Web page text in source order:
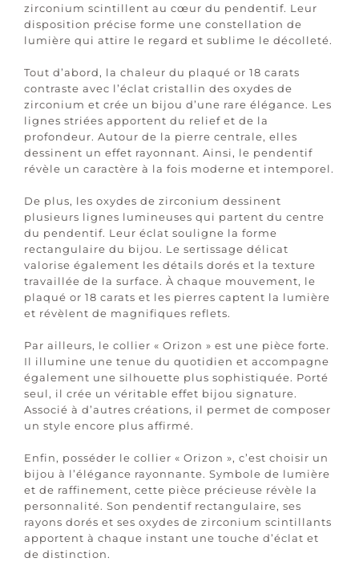
zirconium scintillent au cœur du pendentif. Leur
disposition précise forme une constellation de
lumière qui attire le regard et sublime le décolleté.
Tout d’abord, la chaleur du plaqué or 18 carats
contraste avec l’éclat cristallin des oxydes de
zirconium et crée un bijou d’une rare élégance. Les
lignes striées apportent du relief et de la
profondeur. Autour de la pierre centrale, elles
dessinent un effet rayonnant. Ainsi, le pendentif
révèle un caractère à la fois moderne et intemporel.
De plus, les oxydes de zirconium dessinent
plusieurs lignes lumineuses qui partent du centre
du pendentif. Leur éclat souligne la forme
rectangulaire du bijou. Le sertissage délicat
valorise également les détails dorés et la texture
travaillée de la surface. À chaque mouvement, le
plaqué or 18 carats et les pierres captent la lumière
et révèlent de magnifiques reflets.
Par ailleurs, le collier « Orizon » est une pièce forte.
Il illumine une tenue du quotidien et accompagne
également une silhouette plus sophistiquée. Porté
seul, il crée un véritable effet bijou signature.
Associé à d’autres créations, il permet de composer
un style encore plus affirmé.
Enfin, posséder le collier « Orizon », c’est choisir un
bijou à l’élégance rayonnante. Symbole de lumière
et de raffinement, cette pièce précieuse révèle la
personnalité. Son pendentif rectangulaire, ses
rayons dorés et ses oxydes de zirconium scintillants
apportent à chaque instant une touche d’éclat et
de distinction.